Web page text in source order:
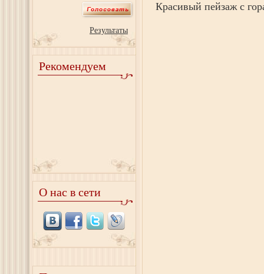
Результаты
Рекомендуем
О нас в сети
Красивый пейзаж с